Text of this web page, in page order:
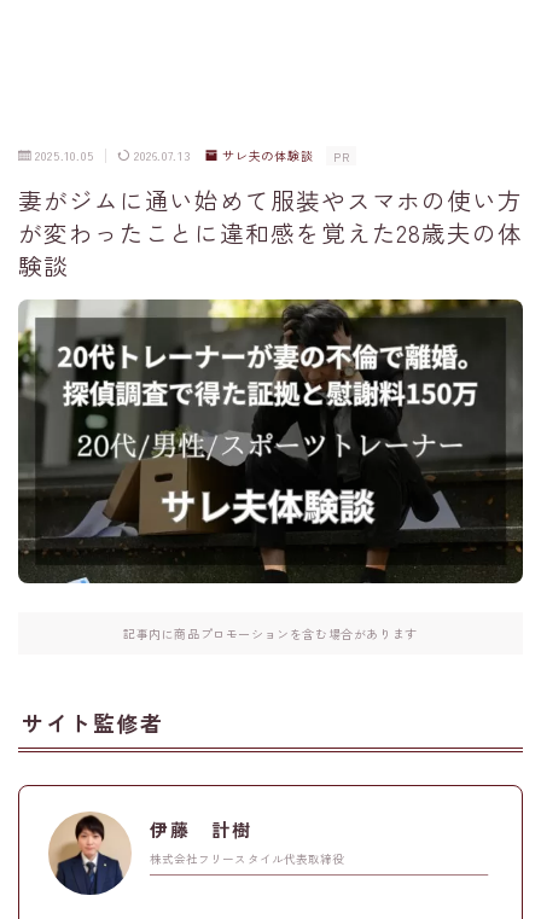
2025.10.05 2026.07.13 サレ夫の体験談 PR
妻がジムに通い始めて服装やスマホの使い方
が変わったことに違和感を覚えた28歳夫の体
験談
記事内に商品プロモーションを含む場合があります
サイト監修者
伊藤 計樹
株式会社フリースタイル代表取締役